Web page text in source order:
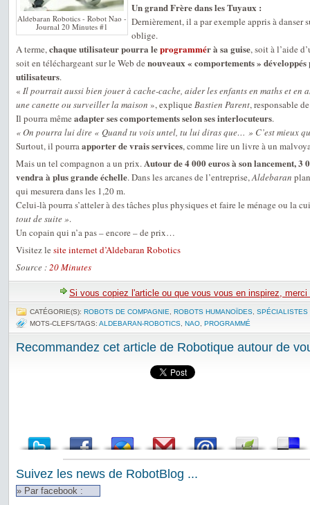
Aldebaran Robotics - Robot Nao -
Journal 20 Minutes #1
Un grand Frère dans les Tuyaux :
Dernièrement, il a par exemple appris à danser
oblige.
A terme,chaque utilisateur pourra leprogrammér à sa guise, soit à l’aide
soit en téléchargeant sur le Web de nouveaux « comportements »
utilisateurs.
« Il pourrait aussi bien jouer à cache-cache, aider les enfants en maths et en
une canette ou surveiller la maison », explique Bastien Parent, responsable
Il pourra même adapter ses comportements selon ses interlocuteurs.
« On pourra lui dire « Quand tu vois untel, tu lui diras que… » C’est mieux
Surtout, il pourraapporter de vrais services, comme lire un livre à un
Mais un tel compagnon a un prix.Autour de 4 000 euros à son lancement, 3
vendra à plus grande échelle. Dans les arcanes de l’entreprise,Aldebaran
qui mesurera dans les 1,20 m.
Celui-là pourra s’atteler à des tâches plus physiques et faire le ménage ou la
tout de suite ».
Un copain qui n’a pas – encore – de prix…
Visitez le site internet d’Aldebaran Robotics
Source :20 Minutes
Si vous copiez l'article ou que vous vous en inspirez,
CATÉGORIE(S): ROBOTS DE COMPAGNIE ROBOTS HUMANOÏDES SPÉCIALISTES
MOTS-CLEFS/TAGS: ALDEBARAN-ROBOTICS NAO PROGRAMMÉ
Recommandez cet article de Robotique autour de
Suivez les news de RobotBlog ...
» Par facebook :